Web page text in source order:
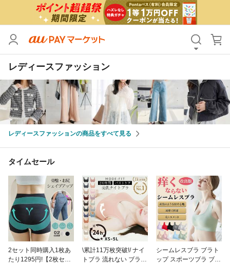
レディースファッション
レディースファッションの商品をすべて見る
タイムセール
2セット同時購入1枚あ
たり1295円!【2枚セッ
\累計11万枚突破!/ ナイ
トブラ 流れない ブラジ
シームレスブラ ブラト
ップ スポーツブラ ブラ
カテゴリ すべて
価格
支払い方法 すべて
その他の条件
送料無料 タイムセール
Pontaパス特典対象すべて
サンキュー配送対象 レビューキャンペーン
キーワード
除外ワード